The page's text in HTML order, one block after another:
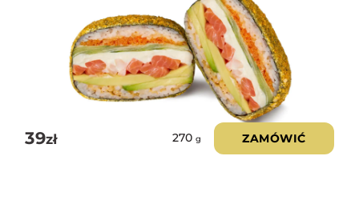
39zł 270 g ZAMÓWIĆ